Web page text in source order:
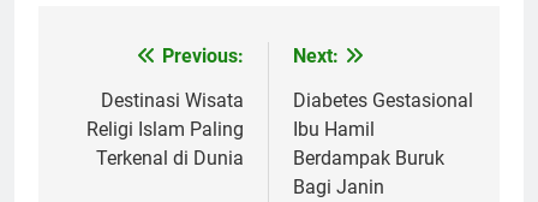
navigation
Previous:
Destinasi Wisata
Religi Islam Paling
Terkenal di Dunia
Next:
Diabetes Gestasional
Ibu Hamil
Berdampak Buruk
Bagi Janin